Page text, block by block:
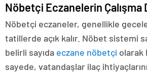
Nöbetçi Eczanelerin Çalışma
Nöbetçi eczaneler, genellikle
tatillerde açık kalır. Nöbet sistemi
belirli sayıda eczane nöbetçi olarak
sayede, vatandaşlar ilaç